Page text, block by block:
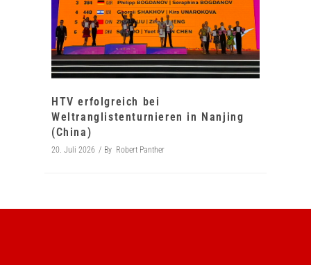
HTV erfolgreich bei
Weltranglistenturnieren in Nanjing
(China)
20. Juli 2026 By Robert Panther